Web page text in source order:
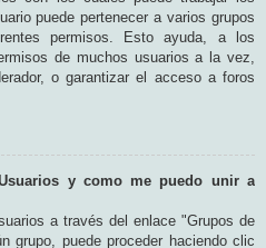
puede pertenecer a varios grupos
permisos. Esto ayuda, a los
de muchos usuarios a la vez,
o garantizar el acceso a foros
y como me puedo unir a
a través del enlace "Grupos de
grupo, puede proceder haciendo clic